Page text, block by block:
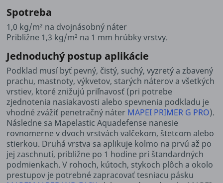
Spotreba
1,0 kg/m² na dvojnásobný náter
Približne 1,3 kg/m² na 1 mm hrúbky vrstvy.
Jednoduchý postup aplikácie
Podklad musí byť pevný, čistý, suchý, vyzretý a zbavený
prachu, mastnoty, výkvetov, starých náterov a všetkých
vrstiev, ktoré znižujú priľnavosť (pri potrebe
zjednotenia nasiakavosti alebo spevnenia podkladu je
vhodné zvážiť penetračný náter MAPEI PRIMER G PRO).
Následne sa Mapelastic Aquadefense nanesie
rovnomerne v dvoch vrstvách valčekom, štetcom alebo
stierkou. Druhá vrstva sa aplikuje kolmo na prvú až po
jej zaschnutí, približne po 1 hodine pri štandardných
podmienkach. V rohoch, kútoch, stykoch plôch a okolo
prestupov je potrebné zapracovať tesniacu pásku